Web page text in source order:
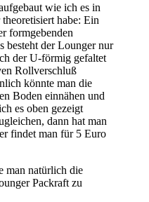
wie ich es in
habe: Ein
formgebenden
besteht der Lounger nur
der U-förmig gefaltet
Rollverschluß
könnte man die
Boden einnähen und
es oben gezeigt
dann hat man
findet man für 5 Euro
man natürlich die
Packraft zu